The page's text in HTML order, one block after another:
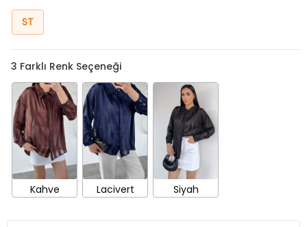
ST
3 Farklı Renk Seçeneği
Kahve Lacivert Siyah